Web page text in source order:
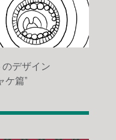
のデザイン
ケ篇”